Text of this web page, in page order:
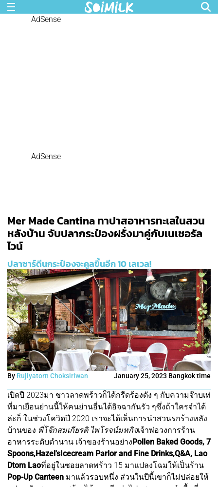
AdSense
AdSense
Mer Made Cantina ทาปาสอาหารทะเลในสวน
หลังบ้าน จับปลากระป๋องฝรั่งมาคู่กับเนเชอรัล
ไวน์
ปลาซาร์ดีนกระป๋องจะคูลขึ้นอีก 10 เลเวล!
By Rujiyatorn Choksiriwan January 25, 2023 Bangkok time
เปิดปี 2023มา ชาวลาดพร้าวก็ได้กรีดร้องดัง ๆ กับความจ๊าบเท่
ที่มาเยือนย่านนี้ให้คนย่านอื่นได้อิจฉากันรัว ๆซึ่งถ้าใครจำได้
ล่ะก็ ในช่วงโควิดปี 2020 เราจะได้เห็นการนำสวนรกร้างหลัง
บ้านของ พี่โจ๊กสมเกียรติ ไพโรจน์มหกิจเจ้าพ่อวงการร้าน
อาหารระดับตำนาน เจ้าของร้านอย่างPollen Baked Goods, 7
Spoons,Hazel'sIcecream Parlor and Fine Drinks,Q&A, Lao
Dtom Laoที่อยู่ในซอยลาดพร้าว 15 มาแปลงโฉมให้เป็นร้าน
Pop-Up Canteen มาแล้วรอบหนึ่ง ส่วนในปีนี้เขาก็ไม่ปล่อยให้